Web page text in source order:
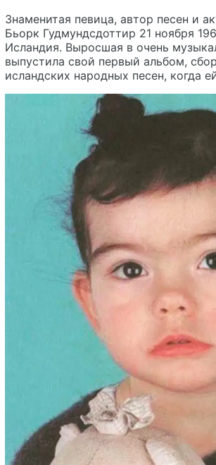
Знаменитая певица, автор песен и
Бьорк Гудмундсдоттир 21 ноября
Исландия. Выросшая в очень
выпустила свой первый альбом,
исландских народных песен, когда